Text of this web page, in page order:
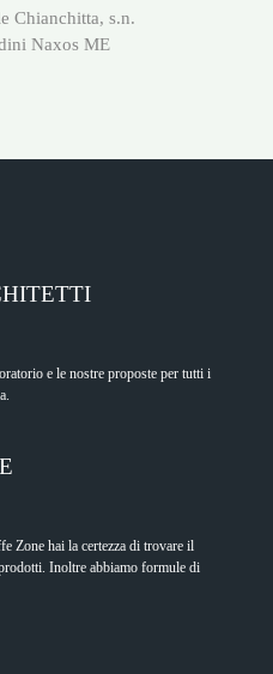
Chianchitta, s.n.
Naxos ME
e le nostre proposte per tutti i
Zone hai la certezza di trovare il
Inoltre abbiamo formule di